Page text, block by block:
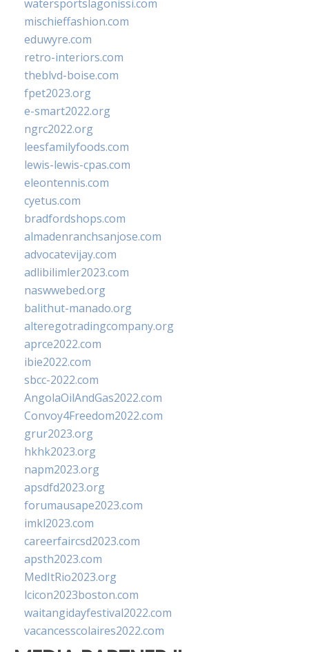
watersportslagonissi.com
mischieffashion.com
eduwyre.com
retro-interiors.com
theblvd-boise.com
fpet2023.org
e-smart2022.org
ngrc2022.org
leesfamilyfoods.com
lewis-lewis-cpas.com
eleontennis.com
cyetus.com
bradfordshops.com
almadenranchsanjose.com
advocatevijay.com
adlibilimler2023.com
naswwebed.org
balithut-manado.org
alteregotradingcompany.org
aprce2022.com
ibie2022.com
sbcc-2022.com
AngolaOilAndGas2022.com
Convoy4Freedom2022.com
grur2023.org
hkhk2023.org
napm2023.org
apsdfd2023.org
forumausape2023.com
imkl2023.com
careerfaircsd2023.com
apsth2023.com
MedItRio2023.org
lcicon2023boston.com
waitangidayfestival2022.com
vacancesscolaires2022.com